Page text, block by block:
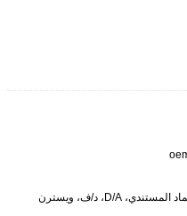
T/T، وو، والمال غرام، الاعتماد المستندي، D/A، د/ف، ويسترن